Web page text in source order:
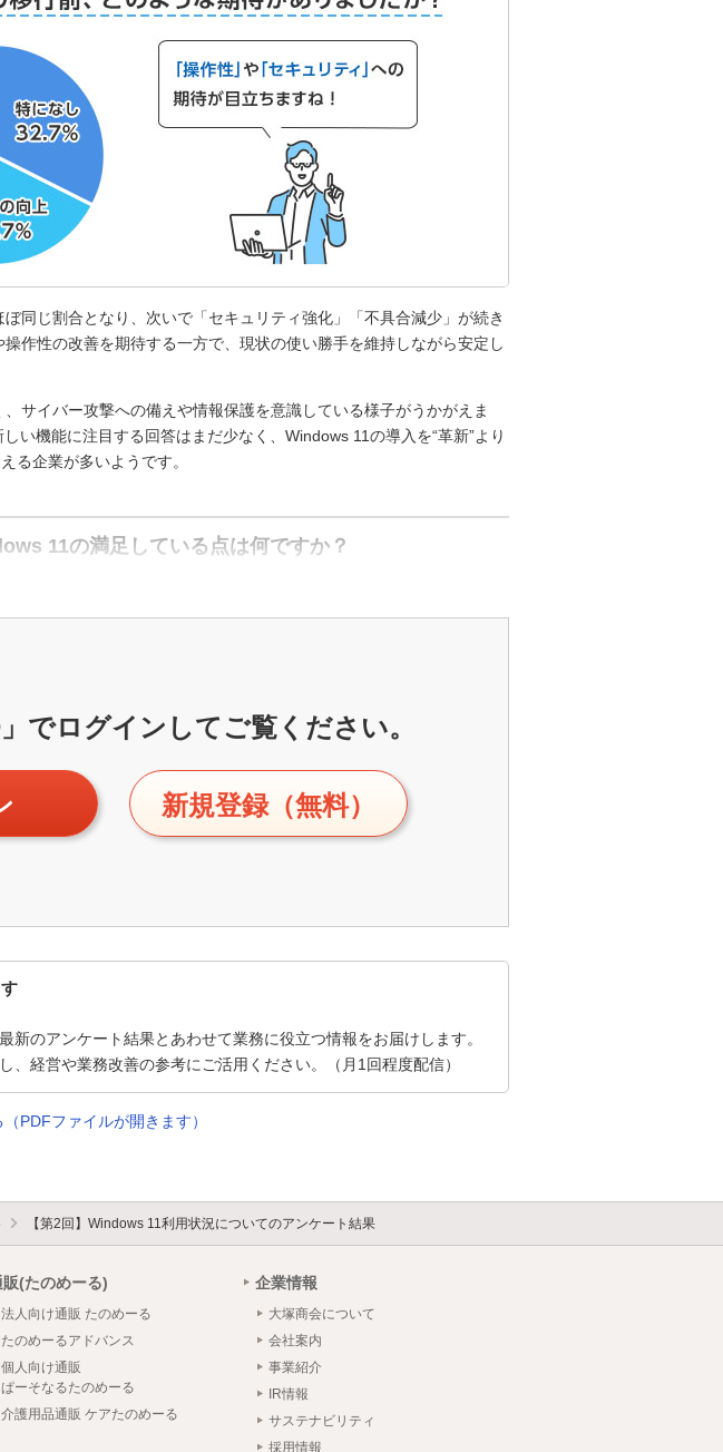
ぼ同じ割合となり、次いで「セキュリティ強化」「不具合減少」が続き
作性の改善を期待する一方で、現状の使い勝手を維持しながら安定し
、サイバー攻撃への備えや情報保護を意識している様子がうかがえま
い機能に注目する回答はまだ少なく、Windows 11の導入を“革新”より
る企業が多いようです。
11の満足している点は何ですか？
でログインしてご覧ください。
新規登録（無料）
新のアンケート結果とあわせて業務に役立つ情報をお届けします。
、経営や業務改善の参考にご活用ください。（月1回程度配信）
PDFファイルが開きます）
【第2回】Windows 11利用状況についてのアンケート結果
販(たのめーる)
法人向け通販 たのめーる
たのめーるアドバンス
個人向け通販
ぱーそなるたのめーる
介護用品通販 ケアたのめーる
企業情報
大塚商会について
会社案内
事業紹介
IR情報
サステナビリティ
採用情報